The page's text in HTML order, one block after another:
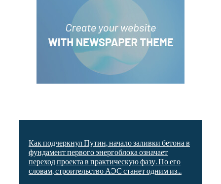
Как подчеркнул Путин, начало заливки бетона в
фундамент первого энергоблока означает
переход проекта в практическую фазу. По его
словам, строительство АЭС станет одним из...